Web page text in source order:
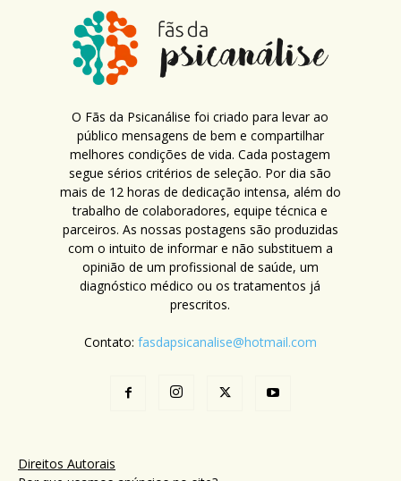
O Fãs da Psicanálise foi criado para levar ao
público mensagens de bem e compartilhar
melhores condições de vida. Cada postagem
segue sérios critérios de seleção. Por dia são
mais de 12 horas de dedicação intensa, além do
trabalho de colaboradores, equipe técnica e
parceiros. As nossas postagens são produzidas
com o intuito de informar e não substituem a
opinião de um profissional de saúde, um
diagnóstico médico ou os tratamentos já
prescritos.
Contato: fasdapsicanalise@hotmail.com
Direitos Autorais